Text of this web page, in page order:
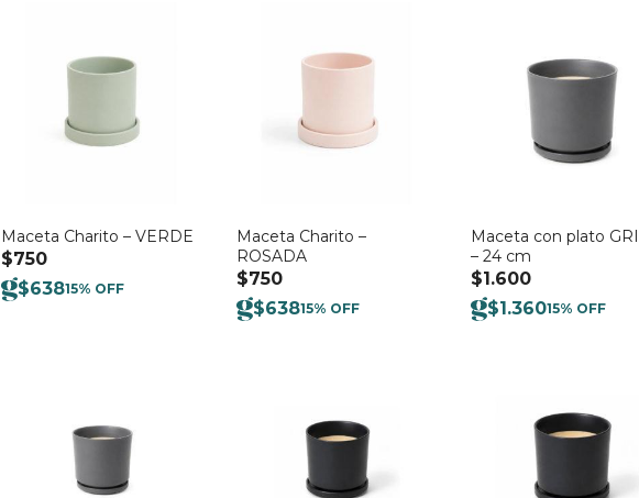
Maceta Charito – VERDE
$750
$63815% OFF
Maceta Charito –
ROSADA
$750
$63815% OFF
Maceta con plato
– 24 cm
$1.600
$1.36015% OFF